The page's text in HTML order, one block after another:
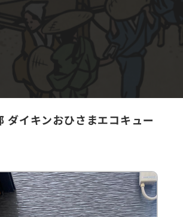
ダイキンおひさまエコキュー